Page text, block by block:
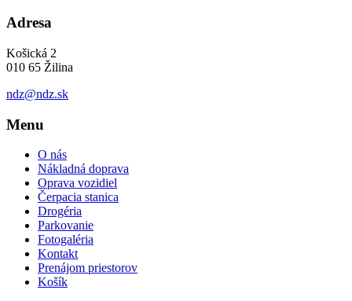
Adresa
Košická 2
010 65 Žilina
ndz@ndz.sk
Menu
O nás
Nákladná doprava
Oprava vozidiel
Čerpacia stanica
Drogéria
Parkovanie
Fotogaléria
Kontakt
Prenájom priestorov
Košík